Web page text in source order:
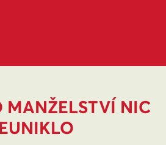
MANŽELSTVÍ NIC